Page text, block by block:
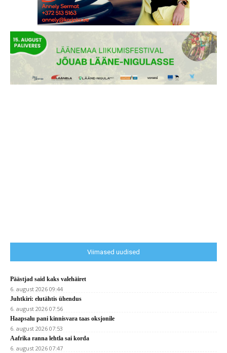
Viimased uudised
Päästjad said kaks valehäiret
6. august 2026 09:44
Juhtkiri: elutähtis ühendus
6. august 2026 07:56
Haapsalu pani kinnisvara taas oksjonile
6. august 2026 07:53
Aafrika ranna lehtla sai korda
6. august 2026 07:47